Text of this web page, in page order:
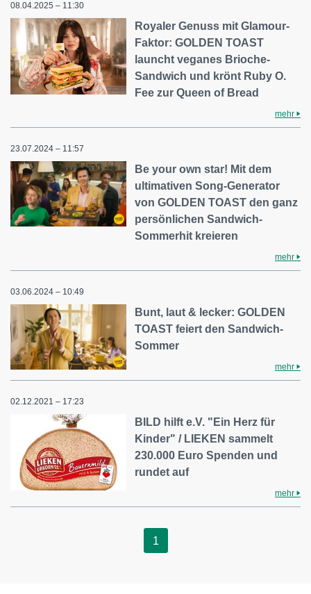
08.04.2025 – 11:30
Royaler Genuss mit Glamour-
Faktor: GOLDEN TOAST
launcht veganes Brioche-
Sandwich und krönt Ruby O.
Fee zur Queen of Bread
mehr
23.07.2024 – 11:57
Be your own star! Mit dem
ultimativen Song-Generator
von GOLDEN TOAST den ganz
persönlichen Sandwich-
Sommerhit kreieren
mehr
03.06.2024 – 10:49
Bunt, laut & lecker: GOLDEN
TOAST feiert den Sandwich-
Sommer
mehr
02.12.2021 – 17:23
BILD hilft e.V. "Ein Herz für
Kinder" / LIEKEN sammelt
230.000 Euro Spenden und
rundet auf
mehr
1